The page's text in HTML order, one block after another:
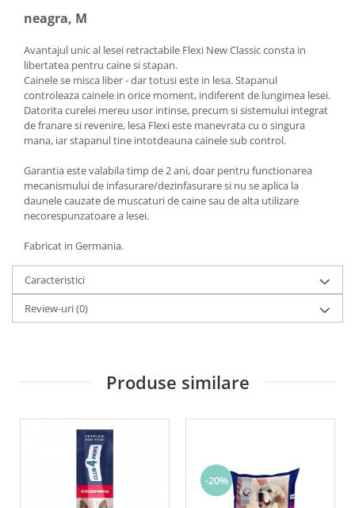
neagra, M
Avantajul unic al lesei retractabile Flexi New Classic consta in
libertatea pentru caine si stapan.
Cainele se misca liber - dar totusi este in lesa. Stapanul
controleaza cainele in orice moment, indiferent de lungimea lesei.
Datorita curelei mereu usor intinse, precum si sistemului integrat
de franare si revenire, lesa Flexi este manevrata cu o singura
mana, iar stapanul tine intotdeauna cainele sub control.
Garantia este valabila timp de 2 ani, doar pentru functionarea
mecanismului de infasurare/dezinfasurare si nu se aplica la
daunele cauzate de muscaturi de caine sau de alta utilizare
necorespunzatoare a lesei.
Fabricat in Germania.
Caracteristici
Review-uri(0)
Produse similare
-20%